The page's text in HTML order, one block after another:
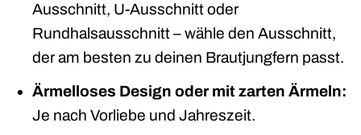
Ausschnitt, U-Ausschnitt oder
Rundhalsausschnitt – wähle den Ausschnitt,
der am besten zu deinen Brautjungfern passt.
Ärmelloses Design oder mit zarten Ärmeln:
Je nach Vorliebe und Jahreszeit.